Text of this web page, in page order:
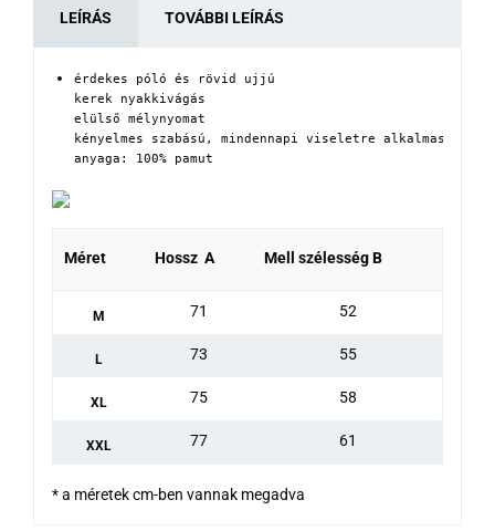
LEÍRÁS TOVÁBBI LEÍRÁS
érdekes póló és rövid ujjú
kerek nyakkivágás
elülső mélynyomat
kényelmes szabású, mindennapi viseletre alkalmas
anyaga: 100% pamut
Méret Hossz A Mell szélesség B
M 71 52
L 73 55
XL 75 58
XXL 77 61
* a méretek cm-ben vannak megadva